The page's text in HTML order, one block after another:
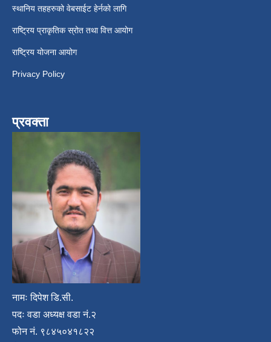
स्थानिय तहहरुको वेबसाईट हेर्नको लागि
राष्ट्रिय प्राकृतिक स्रोत तथा वित्त आयोग
राष्ट्रिय योजना आयोग
Privacy Policy
प्रवक्ता
नामः दिपेश डि.सी.
पदः वडा अध्यक्ष वडा नं.२
फोन नं. ९८४५०४१८२२